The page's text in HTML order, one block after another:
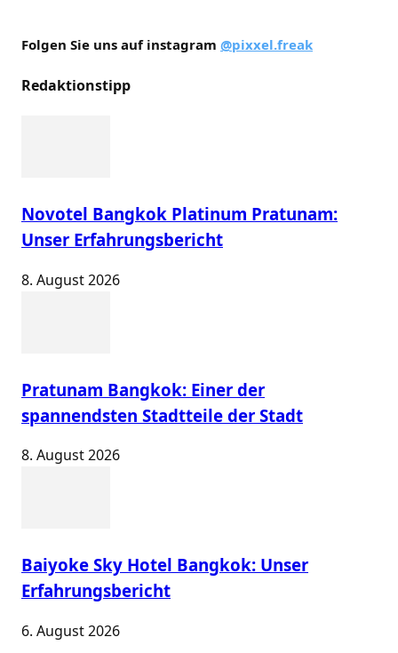
Folgen Sie uns auf instagram @pixxel.freak
Redaktionstipp
Novotel Bangkok Platinum Pratunam:
Unser Erfahrungsbericht
8. August 2026
Pratunam Bangkok: Einer der
spannendsten Stadtteile der Stadt
8. August 2026
Baiyoke Sky Hotel Bangkok: Unser
Erfahrungsbericht
6. August 2026